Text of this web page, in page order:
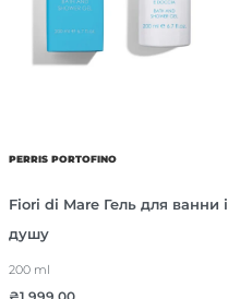
PERRIS PORTOFINO
Fiori di Mare Гель для ванни і
душу
200 ml